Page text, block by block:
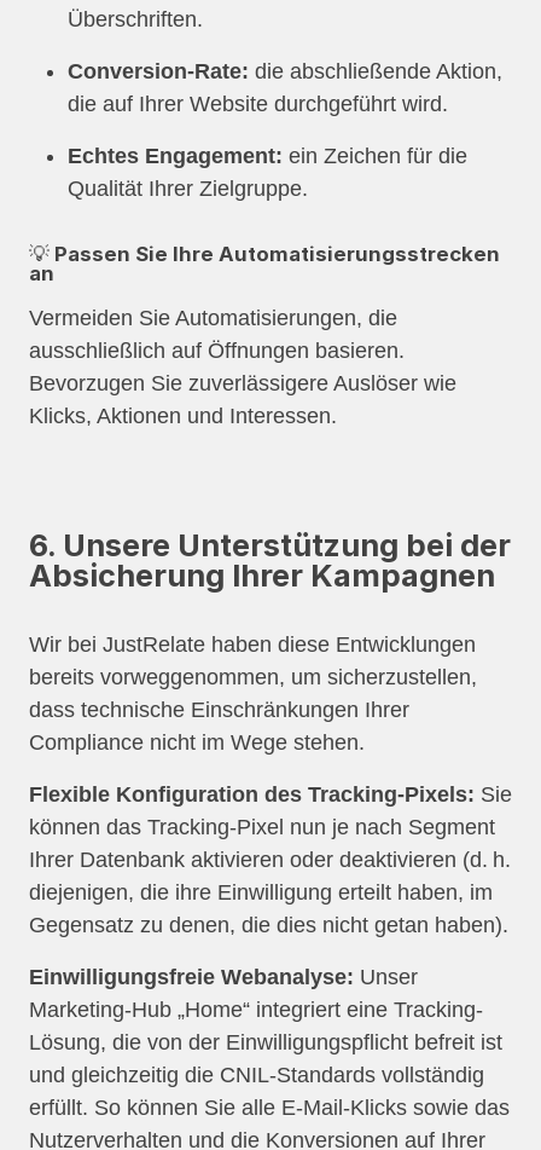
Überschriften.
Conversion-Rate: die abschließende Aktion,
die auf Ihrer Website durchgeführt wird.
Echtes Engagement: ein Zeichen für die
Qualität Ihrer Zielgruppe.
💡 Passen Sie Ihre Automatisierungsstrecken
an
Vermeiden Sie Automatisierungen, die
ausschließlich auf Öffnungen basieren.
Bevorzugen Sie zuverlässigere Auslöser wie
Klicks, Aktionen und Interessen.
6. Unsere Unterstützung bei der
Absicherung Ihrer Kampagnen
Wir bei JustRelate haben diese Entwicklungen
bereits vorweggenommen, um sicherzustellen,
dass technische Einschränkungen Ihrer
Compliance nicht im Wege stehen.
Flexible Konfiguration des Tracking-Pixels: Sie
können das Tracking-Pixel nun je nach Segment
Ihrer Datenbank aktivieren oder deaktivieren (d. h.
diejenigen, die ihre Einwilligung erteilt haben, im
Gegensatz zu denen, die dies nicht getan haben).
Einwilligungsfreie Webanalyse: Unser
Marketing-Hub „Home“ integriert eine Tracking-
Lösung, die von der Einwilligungspflicht befreit ist
und gleichzeitig die CNIL-Standards vollständig
erfüllt. So können Sie alle E-Mail-Klicks sowie das
Nutzerverhalten und die Konversionen auf Ihrer